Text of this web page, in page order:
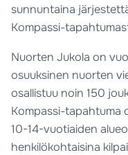
sunnuntaina
Kompassi-
Nuorten Jukola on
osuuksinen nuorten
osallistuu noin 150
Kompassi-tapahtuma
10-14-vuotiaiden
henkilökohtaisina